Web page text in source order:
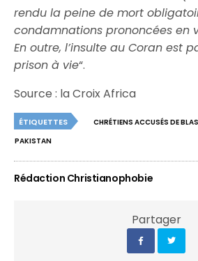
rendu la peine de mort
condamnations prononcées en
En outre, l’insulte au Coran est
prison à vie“.
Source : la Croix Africa
ÉTIQUETTES
CHRÉTIENS ACCUSÉS DE
PAKISTAN
Rédaction Christianophobie
Partager